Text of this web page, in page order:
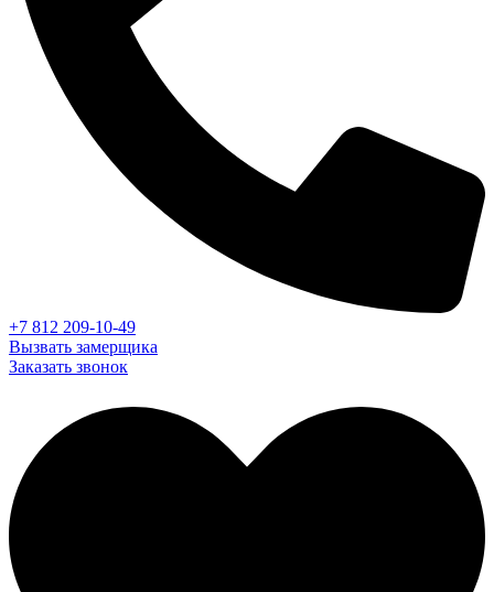
+7 812 209-10-49
Вызвать замерщика
Заказать звонок